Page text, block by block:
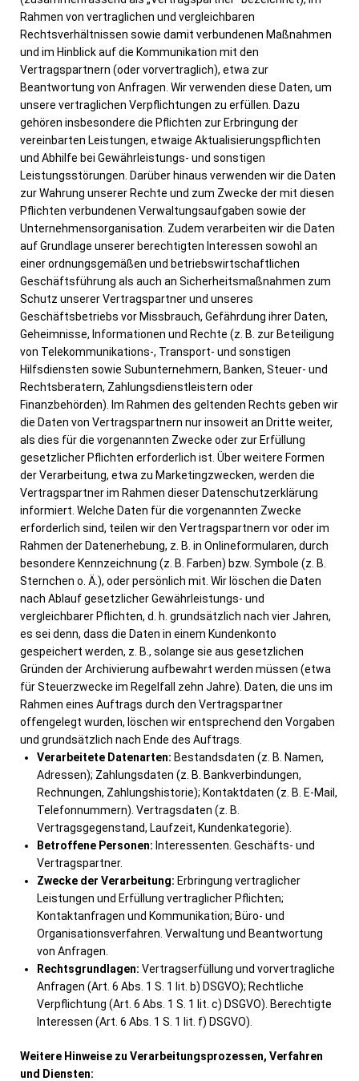
Rahmen von vertraglichen und vergleichbaren
Rechtsverhältnissen sowie damit verbundenen Maßnahmen
und im Hinblick auf die Kommunikation mit den
Vertragspartnern (oder vorvertraglich), etwa zur
Beantwortung von Anfragen. Wir verwenden diese Daten, um
unsere vertraglichen Verpflichtungen zu erfüllen. Dazu
gehören insbesondere die Pflichten zur Erbringung der
vereinbarten Leistungen, etwaige Aktualisierungspflichten
und Abhilfe bei Gewährleistungs- und sonstigen
Leistungsstörungen. Darüber hinaus verwenden wir die Daten
zur Wahrung unserer Rechte und zum Zwecke der mit diesen
Pflichten verbundenen Verwaltungsaufgaben sowie der
Unternehmensorganisation. Zudem verarbeiten wir die Daten
auf Grundlage unserer berechtigten Interessen sowohl an
einer ordnungsgemäßen und betriebswirtschaftlichen
Geschäftsführung als auch an Sicherheitsmaßnahmen zum
Schutz unserer Vertragspartner und unseres
Geschäftsbetriebs vor Missbrauch, Gefährdung ihrer Daten,
Geheimnisse, Informationen und Rechte (z. B. zur Beteiligung
von Telekommunikations-, Transport- und sonstigen
Hilfsdiensten sowie Subunternehmern, Banken, Steuer- und
Rechtsberatern, Zahlungsdienstleistern oder
Finanzbehörden). Im Rahmen des geltenden Rechts geben wir
die Daten von Vertragspartnern nur insoweit an Dritte weiter,
als dies für die vorgenannten Zwecke oder zur Erfüllung
gesetzlicher Pflichten erforderlich ist. Über weitere Formen
der Verarbeitung, etwa zu Marketingzwecken, werden die
Vertragspartner im Rahmen dieser Datenschutzerklärung
informiert. Welche Daten für die vorgenannten Zwecke
erforderlich sind, teilen wir den Vertragspartnern vor oder im
Rahmen der Datenerhebung, z. B. in Onlineformularen, durch
besondere Kennzeichnung (z. B. Farben) bzw. Symbole (z. B.
Sternchen o. Ä.), oder persönlich mit. Wir löschen die Daten
nach Ablauf gesetzlicher Gewährleistungs- und
vergleichbarer Pflichten, d. h. grundsätzlich nach vier Jahren,
es sei denn, dass die Daten in einem Kundenkonto
gespeichert werden, z. B., solange sie aus gesetzlichen
Gründen der Archivierung aufbewahrt werden müssen (etwa
für Steuerzwecke im Regelfall zehn Jahre). Daten, die uns im
Rahmen eines Auftrags durch den Vertragspartner
offengelegt wurden, löschen wir entsprechend den Vorgaben
und grundsätzlich nach Ende des Auftrags.
Verarbeitete Datenarten: Bestandsdaten (z. B. Namen,
Adressen); Zahlungsdaten (z. B. Bankverbindungen,
Rechnungen, Zahlungshistorie); Kontaktdaten (z. B. E-Mail,
Telefonnummern). Vertragsdaten (z. B.
Vertragsgegenstand, Laufzeit, Kundenkategorie).
Betroffene Personen: Interessenten. Geschäfts- und
Vertragspartner.
Zwecke der Verarbeitung: Erbringung vertraglicher
Leistungen und Erfüllung vertraglicher Pflichten;
Kontaktanfragen und Kommunikation; Büro- und
Organisationsverfahren. Verwaltung und Beantwortung
von Anfragen.
Rechtsgrundlagen: Vertragserfüllung und vorvertragliche
Anfragen (Art. 6 Abs. 1 S. 1 lit. b) DSGVO); Rechtliche
Verpflichtung (Art. 6 Abs. 1 S. 1 lit. c) DSGVO). Berechtigte
Interessen (Art. 6 Abs. 1 S. 1 lit. f) DSGVO).
Weitere Hinweise zu Verarbeitungsprozessen, Verfahren
und Diensten: